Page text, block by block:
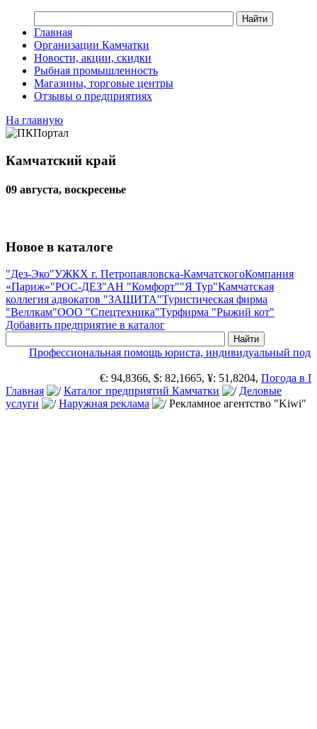
Главная
Организации Камчатки
Новости, акции, скидки
Рыбная промышленность
Магазины, торговые центры
Отзывы о предприятиях
На главную
Камчатский край
09 августа, воскресенье
Новое в каталоге
"Дез-Эко"УЖКХ г. Петропавловска-КамчатскогоКомпания
«Париж»"РОС-ДЕЗ"АН "Комфорт""Я Тур"Камчатская
коллегия адвокатов "ЗАЩИТА"Туристическая фирма
"Веллкам"ООО "Спецтехника"Турфирма "Рыжий кот"
Добавить предприятие в каталог
Профессиональная помощь юриста, индивидуальный
€: 94,8366, $: 82,1665, ¥: 51,8204,Погода в
Главная
Каталог предприятий Камчатки
Деловые
услуги
Наружная реклама Рекламное агентство "Kiwi"